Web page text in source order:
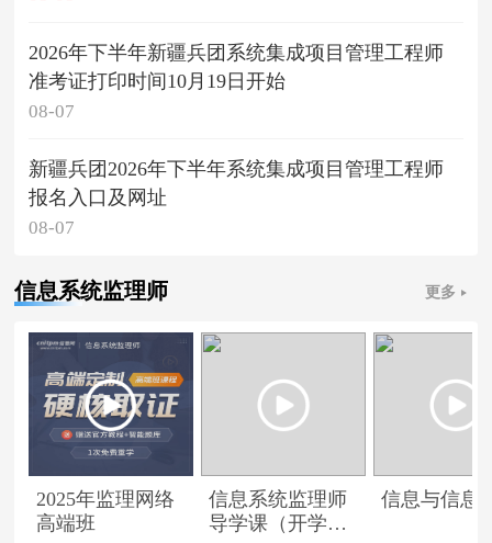
2026年下半年新疆兵团系统集成项目管理工程师
准考证打印时间10月19日开始
08-07
新疆兵团2026年下半年系统集成项目管理工程师
报名入口及网址
08-07
信息系统监理师 更多
2025年监理网络
高端班
信息系统监理师
导学课（开学典
信息与信息